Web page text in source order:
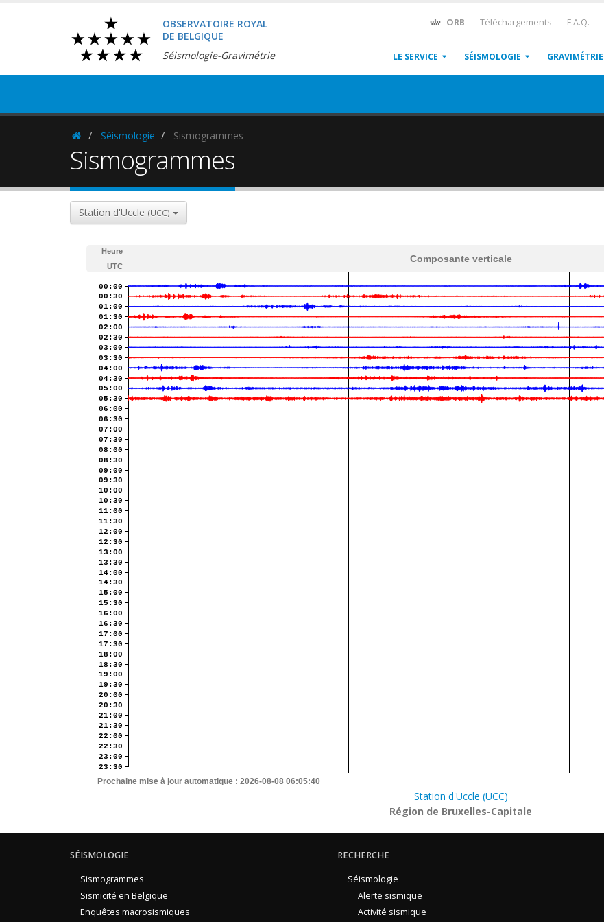
OBSERVATOIRE ROYAL
DE BELGIQUE
Séismologie-Gravimétrie
ORB Téléchargements F.A.Q.
LE SERVICE SÉISMOLOGIE GRAVIMÉTRIE
HomepageSéismologie Sismogrammes
Sismogrammes
Station d'Uccle (UCC)
Heure
UTC
Composante verticale
00:00
00:30
01:00
01:30
02:00
02:30
03:00
03:30
04:00
04:30
05:00
05:30
06:00
06:30
07:00
07:30
08:00
08:30
09:00
09:30
10:00
10:30
11:00
11:30
12:00
12:30
13:00
13:30
14:00
14:30
15:00
15:30
16:00
16:30
17:00
17:30
18:00
18:30
19:00
19:30
20:00
20:30
21:00
21:30
22:00
22:30
23:00
23:30
Prochaine mise à jour automatique : 2026-08-08 06:05:40
Station d'Uccle (UCC)
Région de Bruxelles-Capitale
SÉISMOLOGIE
Sismogrammes
Sismicité en Belgique
Enquêtes macrosismiques
RECHERCHE
Séismologie
Alerte sismique
Activité sismique